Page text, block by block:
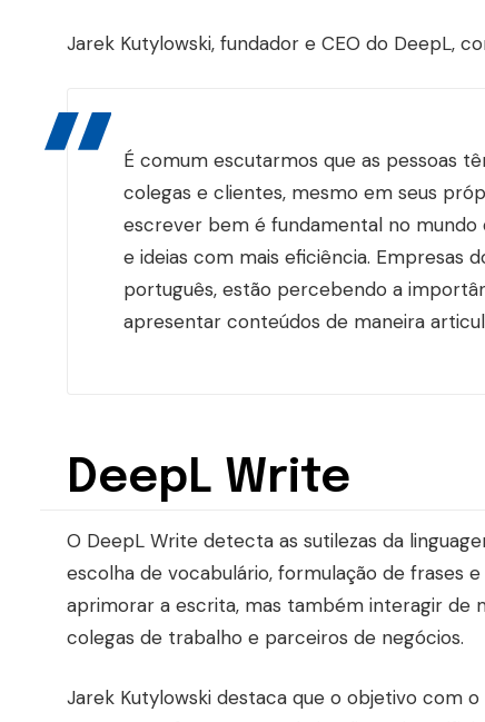
Jarek Kutylowski, fundador e CEO do DeepL,
É comum escutarmos que as pessoas
colegas e clientes, mesmo em seus
escrever bem é fundamental no mundo
e ideias com mais eficiência. Empresas
português, estão percebendo a
apresentar conteúdos de maneira
DeepL Write
O DeepL Write detecta as sutilezas da
escolha de vocabulário, formulação de frases
aprimorar a escrita, mas também interagir de
colegas de trabalho e parceiros de negócios.
Jarek Kutylowski destaca que o objetivo com